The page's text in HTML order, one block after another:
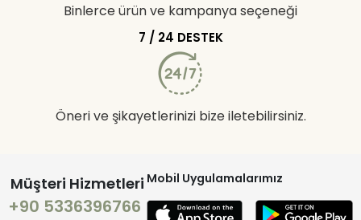
Binlerce ürün ve kampanya seçeneği
7 / 24 DESTEK
Öneri ve şikayetlerinizi bize iletebilirsiniz.
Müşteri Hizmetleri
+90 5336396766
Mobil Uygulamalarımız